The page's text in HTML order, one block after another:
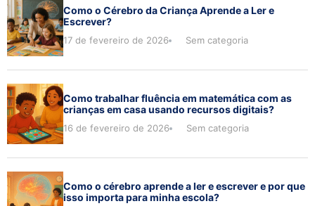
Como o Cérebro da Criança Aprende a Ler e
Escrever?
17 de fevereiro de 2026 Sem categoria
Como trabalhar fluência em matemática com as
crianças em casa usando recursos digitais?
16 de fevereiro de 2026 Sem categoria
Como o cérebro aprende a ler e escrever e por que
isso importa para minha escola?